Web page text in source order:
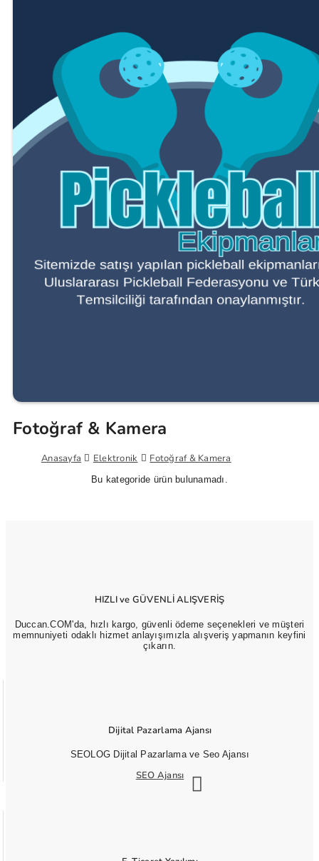
Fotoğraf & Kamera
Anasayfa Elektronik Fotoğraf & Kamera
Bu kategoride ürün bulunamadı.
HIZLI ve GÜVENLİ ALIŞVERİŞ
Duccan.COM'da, hızlı kargo, güvenli ödeme seçenekleri ve müşteri
memnuniyeti odaklı hizmet anlayışımızla alışveriş yapmanın keyfini
çıkarın.
Dijital Pazarlama Ajansı
SEOLOG Dijital Pazarlama ve Seo Ajansı
SEO Ajansı